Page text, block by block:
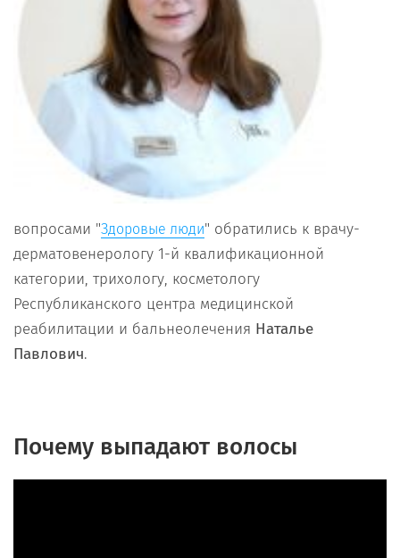
вопросами "Здоровые люди" обратились к врачу-
дерматовенерологу 1-й квалификационной
категории, трихологу, косметологу
Республиканского центра медицинской
реабилитации и бальнеолечения Наталье
Павлович.
Почему выпадают волосы